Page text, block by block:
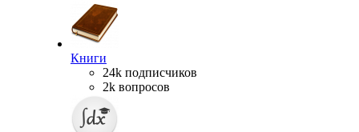
Книги
24k подписчиков
2k вопросов